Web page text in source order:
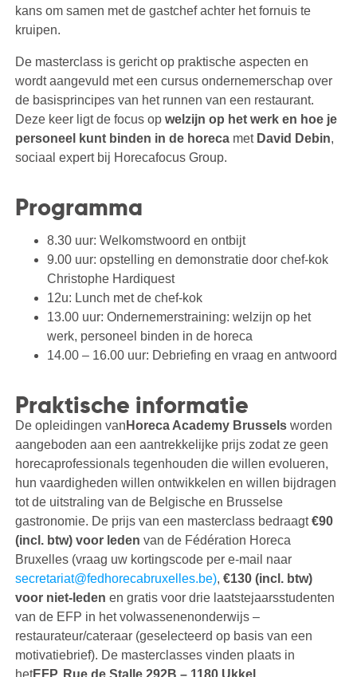
kans om samen met de gastchef achter het fornuis te
kruipen.
De masterclass is gericht op praktische aspecten en
wordt aangevuld met een cursus ondernemerschap over
de basisprincipes van het runnen van een restaurant.
Deze keer ligt de focus op welzijn op het werk en hoe je
personeel kunt binden in de horecamet David Debin,
sociaal expert bij Horecafocus Group.
Programma
8.30 uur: Welkomstwoord en ontbijt
9.00 uur: opstelling en demonstratie door chef-kok
Christophe Hardiquest
12u: Lunch met de chef-kok
13.00 uur: Ondernemerstraining: welzijn op het
werk, personeel binden in de horeca
14.00 – 16.00 uur: Debriefing en vraag en antwoord
Praktische informatie
De opleidingen van Horeca Academy Brusselsworden
aangeboden aan een aantrekkelijke prijs zodat ze geen
horecaprofessionals tegenhouden die willen evolueren,
hun vaardigheden willen ontwikkelen en willen bijdragen
tot de uitstraling van de Belgische en Brusselse
gastronomie. De prijs van een masterclass bedraagt€90
(incl. btw) voor leden van de Fédération Horeca
Bruxelles (vraag uw kortingscode per e-mail naar
secretariat@fedhorecabruxelles.be), €130 (incl. btw)
voor niet-leden en gratis voor drie laatstejaarsstudenten
van de EFP in het volwassenenonderwijs –
restaurateur/cateraar (geselecteerd op basis van een
motivatiebrief). De masterclasses vinden plaats in